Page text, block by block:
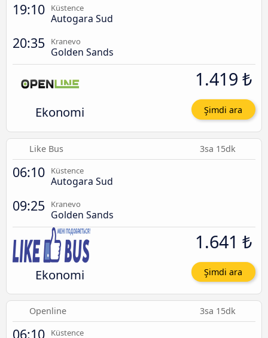
19:10 Küstence
Autogara Sud
20:35 Kranevo
Golden Sands
Ekonomi
1.419 ₺
Şimdi ara
Like Bus 3sa 15dk
06:10 Küstence
Autogara Sud
09:25 Kranevo
Golden Sands
Ekonomi
1.641 ₺
Şimdi ara
Openline 3sa 15dk
06:10 Küstence